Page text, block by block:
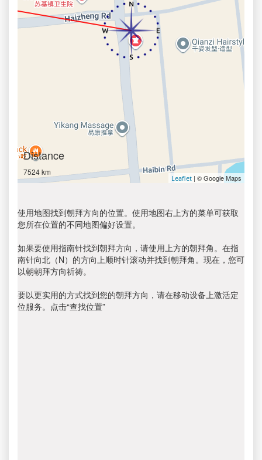
Distance
7524 km
Leaflet | © Google Maps
使用地图找到朝拜方向的位置。使用地图右上方的菜单可获取
您所在位置的不同地图偏好设置。
如果要使用指南针找到朝拜方向，请使用上方的朝拜角。在指
南针向北（N）的方向上顺时针滚动并找到朝拜角。现在，您可
以朝朝拜方向祈祷。
要以更实用的方式找到您的朝拜方向，请在移动设备上激活定
位服务。点击“查找位置”